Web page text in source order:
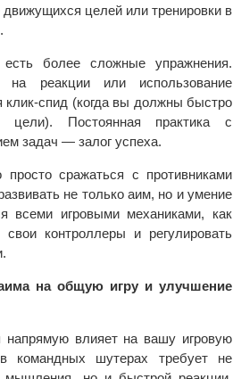
движущихся целей или тренировки в
более сложные упражнения.
на реакции или использование
клик-спид (когда вы должны быстро
Постоянная практика с
задач — залог успеха.
сражаться с противниками
не только аим, но и умение
всеми игровыми механиками, как
свои контроллеры и регулировать
на общую игру и улучшение
напрямую влияет на вашу игровую
командных шутерах требует не